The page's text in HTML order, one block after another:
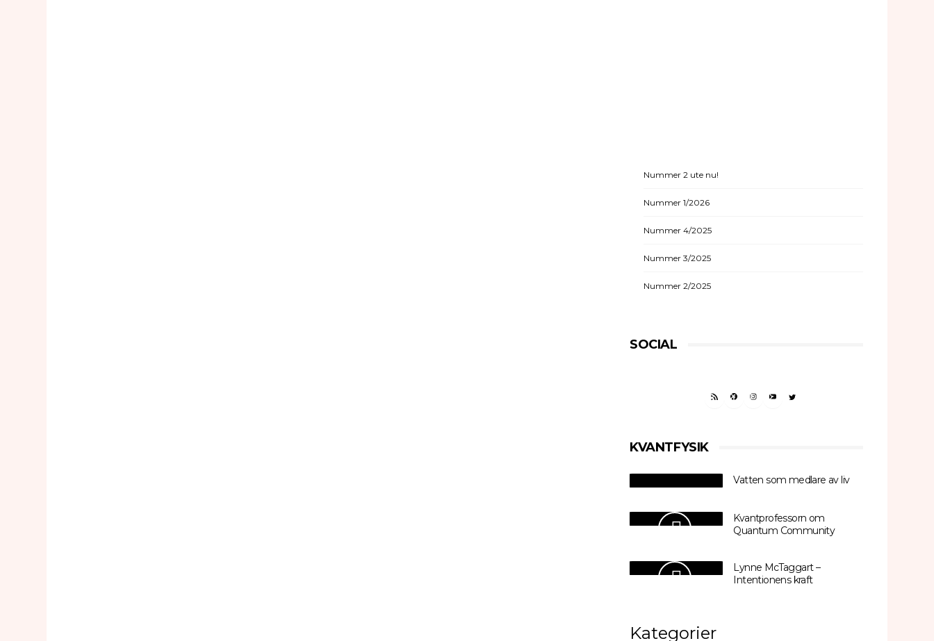
Nummer 2 ute nu!
Nummer 1/2026
Nummer 4/2025
Nummer 3/2025
Nummer 2/2025
SOCIAL
RSS FEEDFACEBOOK
INSTAGRAM
YOUTUBETWITTER
KVANTFYSIK
Vatten som medlare av liv
Kvantprofessorn om
Quantum Community
Lynne McTaggart –
Intentionens kraft
Kategorier